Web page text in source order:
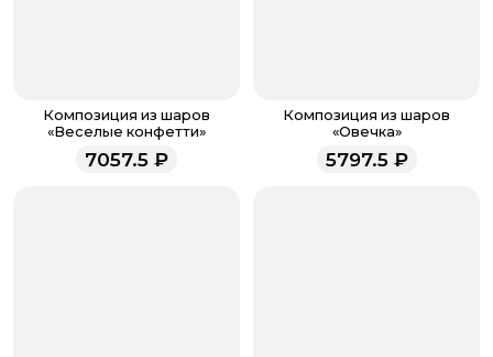
звоните по номеру телефона
напишите WhatsApp
+7 937 333-66-53. Наши
менеджеры работают ежедневно с 9.00 до 23.00 и
всегда рады проконсультировать вас.
Композиция из шаров
«Веселые конфетти»
7057.5 ₽
Композиция из шаров
«Овечка»
5797.5₽